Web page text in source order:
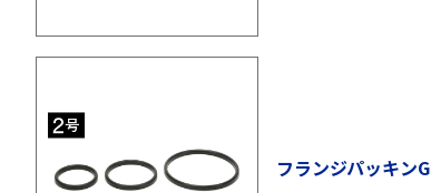
フランジパッキ